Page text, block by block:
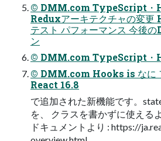
© DMM.com TypeScript・
Reduxアーキテクチャの変更
テスト パフォーマンス 今後
ン
© DMM.com TypeScript・
© DMM.com Hooks is なに
React 16.8
で追加された新機能です。
を、 クラスを書かずに使える
ドキュメントより : https://